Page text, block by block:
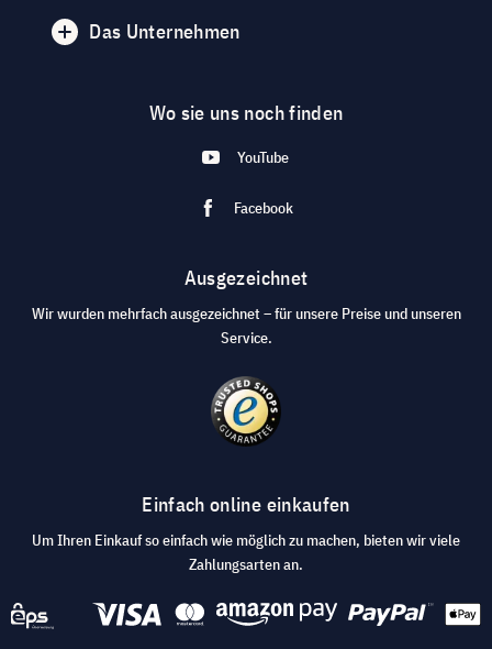
Das Unternehmen
Wo sie uns noch finden
YouTube
Facebook
Ausgezeichnet
Wir wurden mehrfach ausgezeichnet – für unsere Preise und unseren
Service.
Einfach online einkaufen
Um Ihren Einkauf so einfach wie möglich zu machen, bieten wir viele
Zahlungsarten an.